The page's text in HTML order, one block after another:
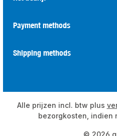
Payment methods
Shipping methods
Alle prijzen incl. btw plus
bezorgkosten, indien